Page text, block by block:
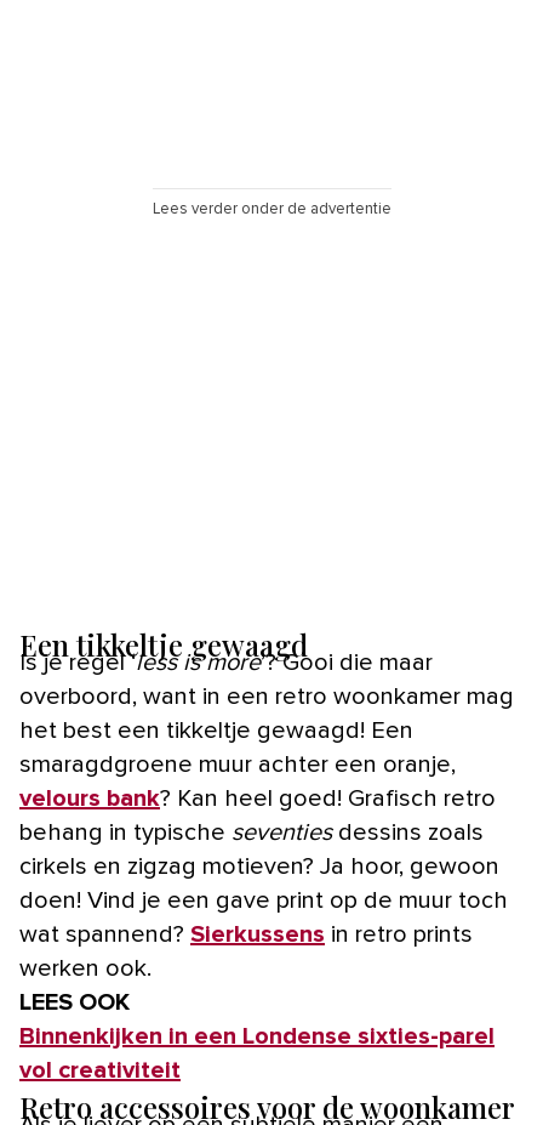
Lees verder onder de advertentie
Een tikkeltje gewaagd
Is je regel ‘less is more’? Gooi die maar
overboord, want in een retro woonkamer mag
het best een tikkeltje gewaagd! Een
smaragdgroene muur achter een oranje,
velours bank? Kan heel goed! Grafisch retro
behang in typische seventiesdessins zoals
cirkels en zigzag motieven? Ja hoor, gewoon
doen! Vind je een gave print op de muur toch
wat spannend? Sierkussens in retro prints
werken ook.
LEES OOK
Binnenkijken in een Londense sixties-parel
vol creativiteit
Retro accessoires voor de woonkamer